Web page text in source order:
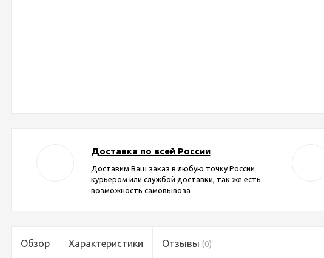
Доставка по всей России
Доставим Ваш заказ в любую точку России
курьером или службой доставки, так же есть
возможность самовывоза
Обзор Характеристики Отзывы (0)